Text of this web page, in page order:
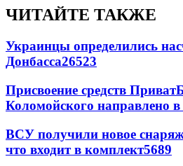
ЧИТАЙТЕ ТАКЖЕ
Украинцы определились
Донбасса26523
Присвоение средств
Коломойского направлено в
ВСУ получили новое
что входит в комплект5689